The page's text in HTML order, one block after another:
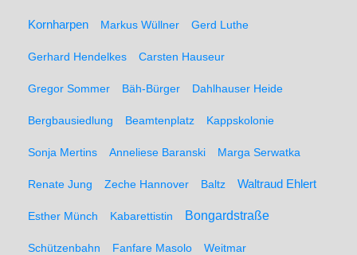
Kornharpen Markus Wüllner Gerd Luthe
Gerhard Hendelkes Carsten Hauseur
Gregor Sommer Bäh-Bürger Dahlhauser Heide
Bergbausiedlung Beamtenplatz Kappskolonie
Sonja Mertins Anneliese Baranski Marga Serwatka
Renate Jung Zeche Hannover Baltz Waltraud Ehlert
Esther Münch Kabarettistin Bongardstraße
Schützenbahn Fanfare Masolo Weitmar